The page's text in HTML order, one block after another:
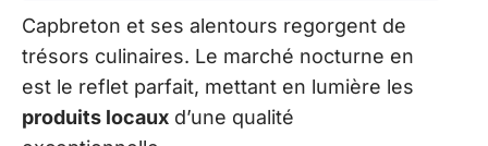
Capbreton et ses alentours regorgent de
trésors culinaires. Le marché nocturne en
est le reflet parfait, mettant en lumière les
produits locaux d’une qualité